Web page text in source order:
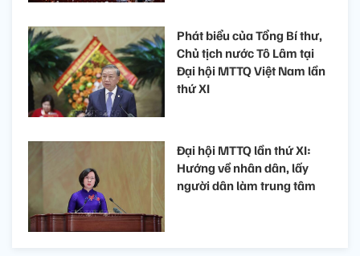
Phát biểu của Tổng Bí thư,
Chủ tịch nước Tô Lâm tại
Đại hội MTTQ Việt Nam lần
thứ XI
Đại hội MTTQ lần thứ XI:
Hướng về nhân dân, lấy
người dân làm trung tâm